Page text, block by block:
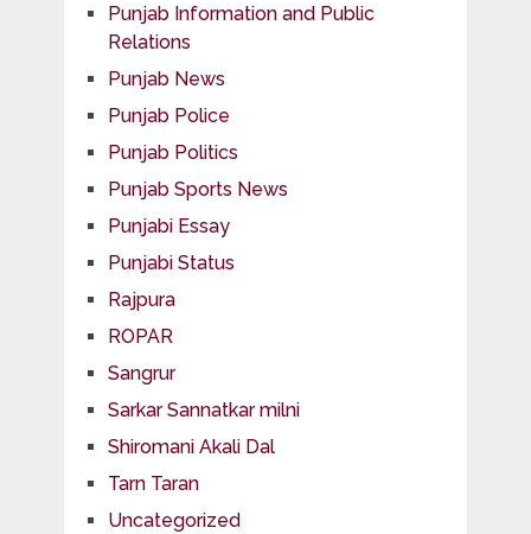
Punjab Information and Public
Relations
Punjab News
Punjab Police
Punjab Politics
Punjab Sports News
Punjabi Essay
Punjabi Status
Rajpura
ROPAR
Sangrur
Sarkar Sannatkar milni
Shiromani Akali Dal
Tarn Taran
Uncategorized